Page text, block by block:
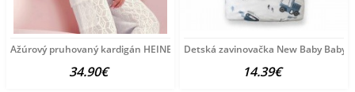
Ažúrový pruhovaný kardigán HEINE, bielo-čierny
34.90€
Detská zavinovačka New Baby Baby
14.39€